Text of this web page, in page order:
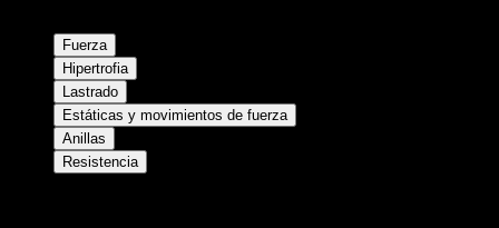
Fuerza
Hipertrofia
Lastrado
Estáticas y movimientos de fuerza
Anillas
Resistencia